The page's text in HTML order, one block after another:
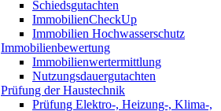
Schiedsgutachten
ImmobilienCheckUp
Immobilien Hochwasserschutz
Immobilienbewertung
Immobilienwertermittlung
Nutzungsdauergutachten
Prüfung der Haustechnik
Prüfung Elektro-, Heizung-, Klima-,